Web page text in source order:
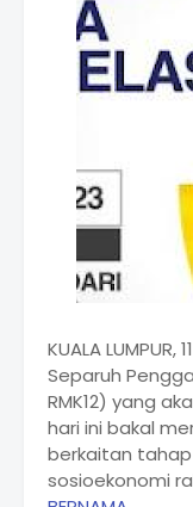
KUALA
Separuh
RMK12) yang
hari ini bakal
berkaitan
sosioekonomi